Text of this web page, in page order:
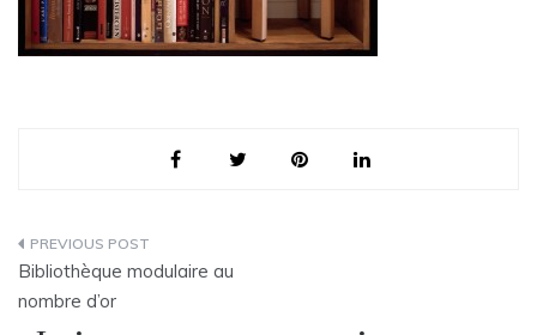
Navigation
de
Bibliothèque modulaire au
nombre d’or